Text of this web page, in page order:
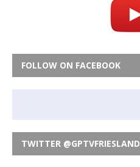
FOLLOW ON FACEBOOK
TWITTER @GPTVFRIESLAND